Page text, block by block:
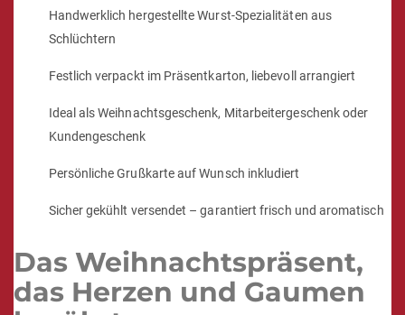
Handwerklich hergestellte Wurst-Spezialitäten aus
Schlüchtern
Festlich verpackt im Präsentkarton, liebevoll arrangiert
Ideal als Weihnachtsgeschenk, Mitarbeitergeschenk oder
Kundengeschenk
Persönliche Grußkarte auf Wunsch inkludiert
Sicher gekühlt versendet – garantiert frisch und aromatisch
Das Weihnachtspräsent,
das Herzen und Gaumen